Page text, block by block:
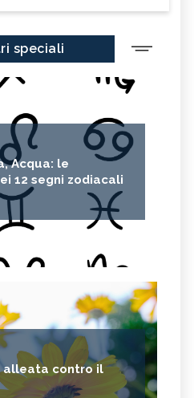
speciali
Acqua: le
12 segni zodiacali
alleata contro il